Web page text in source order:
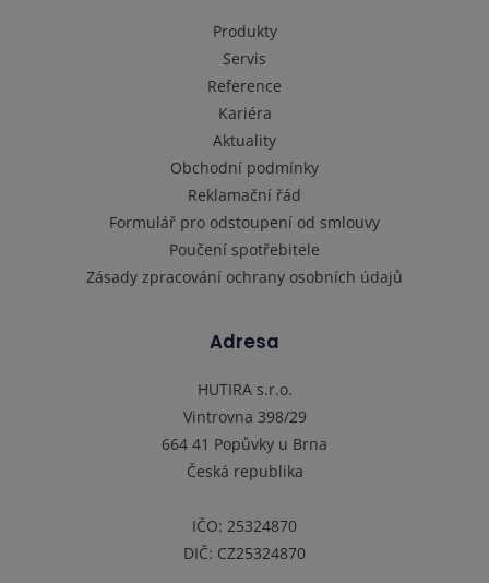
Produkty
Servis
Reference
Kariéra
Aktuality
Obchodní podmínky
Reklamační řád
Formulář pro odstoupení od smlouvy
Poučení spotřebitele
Zásady zpracování ochrany osobních údajů
Adresa
HUTIRA s.r.o.
Vintrovna 398/29
664 41 Popůvky u Brna
Česká republika
IČO: 25324870
DIČ: CZ25324870